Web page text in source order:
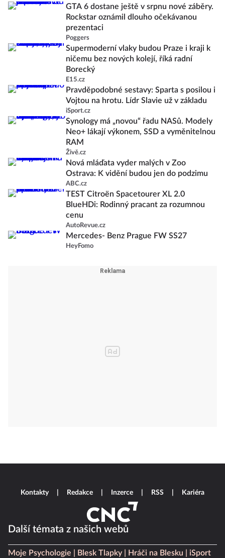
GTA 6 dostane ještě v srpnu nové záběry.
Rockstar oznámil dlouho očekávanou
prezentaci
Poggers
Supermoderní vlaky budou Praze i kraji k
ničemu bez nových kolejí, říká radní
Borecký
E15.cz
Pravděpodobné sestavy: Sparta s posilou i
Vojtou na hrotu. Lídr Slavie už v základu
iSport.cz
Synology má „novou“ řadu NASů. Modely
Neo+ lákají výkonem, SSD a vyměnitelnou
RAM
Živě.cz
Nová mláďata vyder malých v Zoo
Ostrava: K vidění budou jen do podzimu
ABC.cz
TEST Citroën Spacetourer XL 2.0
BlueHDi: Rodinný pracant za rozumnou
cenu
AutoRevue.cz
Mercedes- Benz Prague FW SS27
HeyFomo
Další témata z našich webů
Moje Psychologie Blesk Tlapky Hráči na Blesku
iSport
Kontakty Redakce Inzerce RSS Kariéra